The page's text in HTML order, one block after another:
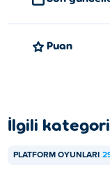
Puan
İlgili
PLATFORM OYUNLARI